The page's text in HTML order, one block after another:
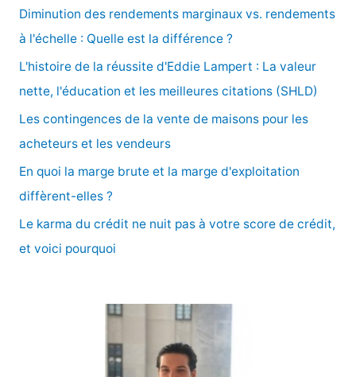
e
r
c
Diminution des rendements marginaux vs. rendements
à l'échelle : Quelle est la différence ?
L'histoire de la réussite d'Eddie Lampert : La valeur
nette, l'éducation et les meilleures citations (SHLD)
Les contingences de la vente de maisons pour les
acheteurs et les vendeurs
En quoi la marge brute et la marge d'exploitation
diffèrent-elles ?
Le karma du crédit ne nuit pas à votre score de crédit,
et voici pourquoi